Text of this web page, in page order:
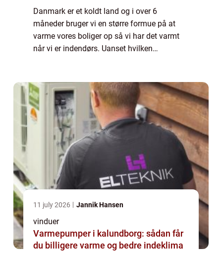
Danmark er et koldt land og i over 6
måneder bruger vi en større formue på at
varme vores boliger op så vi har det varmt
når vi er indendørs. Uanset hvilken
lidt...
11 july 2026 Jannik Hansen
vinduer
Varmepumper i kalundborg: sådan får
du billigere varme og bedre indeklima